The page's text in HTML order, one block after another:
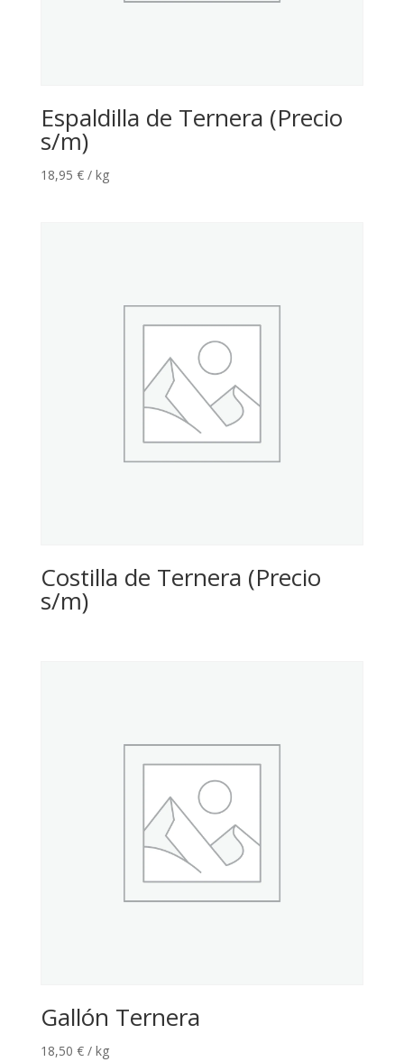
Espaldilla de Ternera (Precio
s/m)
18,95 € / kg
Costilla de Ternera (Precio
s/m)
Gallón Ternera
18,50 € / kg